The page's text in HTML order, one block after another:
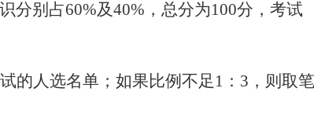
分别占60%及40%，总分为100分，考试
的人选名单；如果比例不足1：3，则取笔